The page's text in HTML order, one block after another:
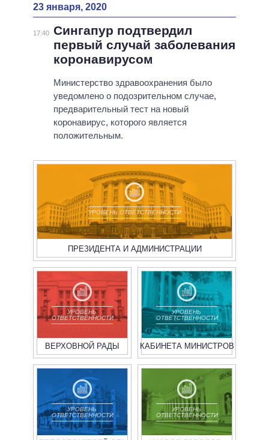
23 января, 2020
17:40 Сингапур подтвердил
первый случай заболевания
коронавирусом
Министерство здравоохранения было
уведомлено о подозрительном случае,
предварительный тест на новый
коронавирус, которого является
положительным.
УРОВЕНЬ ОТВЕТСТВЕННОСТИ
ПРЕЗИДЕНТА И АДМИНИСТРАЦИИ
УРОВЕНЬ
ОТВЕТСТВЕННОСТИ
ВЕРХОВНОЙ РАДЫ
УРОВЕНЬ
ОТВЕТСТВЕННОСТИ
КАБИНЕТА МИНИСТРОВ
УРОВЕНЬ
ОТВЕТСТВЕННОСТИ
УРОВЕНЬ
ОТВЕТСТВЕННОСТИ